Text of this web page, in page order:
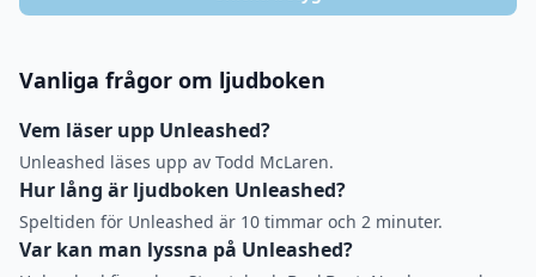
Vanliga frågor om ljudboken
Vem läser upp Unleashed?
Unleashed läses upp av Todd McLaren.
Hur lång är ljudboken Unleashed?
Speltiden för Unleashed är 10 timmar och 2 minuter.
Var kan man lyssna på Unleashed?